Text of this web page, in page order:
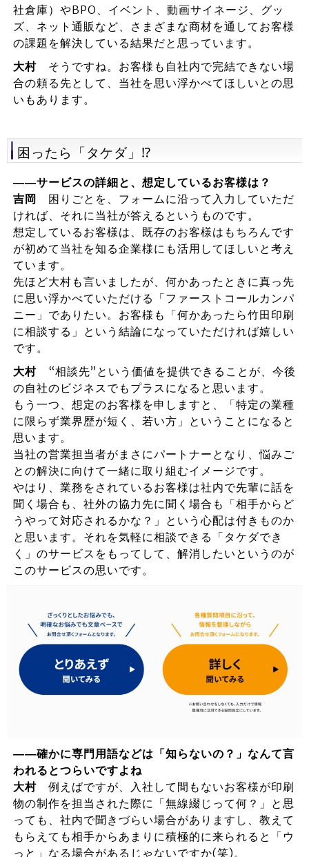
社倉庫）やBPO、イベント、動画サイネージ、グッ
ズ、ネット通販など、さまざまな商材を通してお客様
の課題を解決している結果だと思っています。
大村そうですね。お客様も自社内で完結できない場
合の頼る先として、当社を思い浮かべてほしいとの思
いもあります。
困ったら「タケダ」⁉
――サービスの詳細と、想定しているお客様は？
吉岡
困りごとを、フォームに沿って入力していただ
ければ、それに当社が答えるというものです。
想定しているお客様は、既存のお客様はもちろんです
が初めて当社を知る企業様にも活用してほしいと考え
ています。
先ほど大村も言いましたが、何かあったときに真っ先
に思い浮かべていただける「ファーストコールカンパ
ニー」でありたい。お客様も「何かあったら竹田印刷
に相談する」という結論になっていただければ嬉しい
です。
大村“相談先”という価値を提供できることが、今後
の自社のビジネスでもプラスになると思います。
もう一つ、想定のお客様を申しますと、「特定の業種
に限らず業界歴が短く、若い方」ということになると
思います。
当社の営業担当者がまさにパートナーとなり、悩みご
との解決に向けて一緒に取り組むイメージです。
やはり、業務をされているお客様は社内で先輩に話を
聞く場合も、社外の協力先に聞く場合も「相手からど
うやって対応されるかな？」という心配は付きものか
と思います。それを気軽に相談できる「タケダでき
く」のサービスをもってして、解消したいというのが
このサービスの思いです。
――確かに専門用語などは「知らないの？」なんて言
われるとつらいですよね
大村例えばですが、入社して間もないお客様が印刷
物の制作を担当された際に「無線綴じって何？」と思
っても、社内で聞きづらい場合がありますし、教えて
もらえても相手からあまりに積極的に来られると「ウ
っと」なる場合があるじゃないですか(笑)。